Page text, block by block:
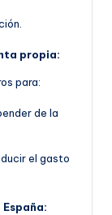
propia:
para:
de la
el gasto